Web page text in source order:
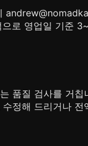
로 영업일 기준
품질 검사를 거칩
정해 드리거나 전